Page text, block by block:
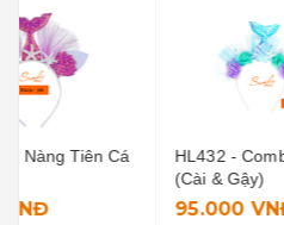
HL432 - Combo Tiên Cá
95.000 VNĐ